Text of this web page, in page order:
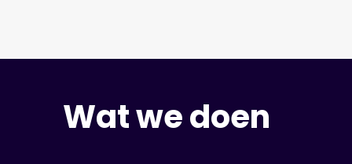
Wat we doen